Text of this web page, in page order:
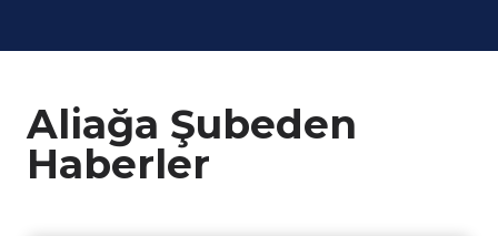
Aliağa Şubeden
Haberler